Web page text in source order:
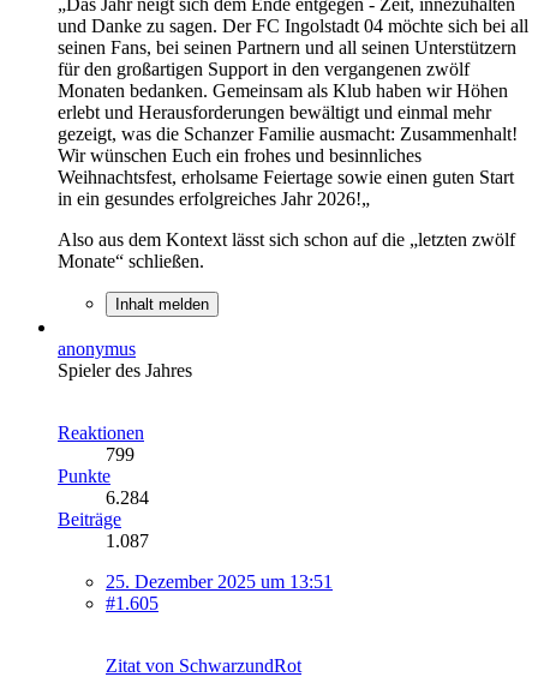
und Danke zu sagen. Der FC Ingolstadt 04 möchte sich bei all
seinen Fans, bei seinen Partnern und all seinen Unterstützern
für den großartigen Support in den vergangenen zwölf
Monaten bedanken. Gemeinsam als Klub haben wir Höhen
erlebt und Herausforderungen bewältigt und einmal mehr
gezeigt, was die Schanzer Familie ausmacht: Zusammenhalt!
Wir wünschen Euch ein frohes und besinnliches
Weihnachtsfest, erholsame Feiertage sowie einen guten Start
in ein gesundes erfolgreiches Jahr 2026!„
Also aus dem Kontext lässt sich schon auf die „letzten zwölf
Monate“ schließen.
Inhalt melden
anonymus
Spieler des Jahres
Reaktionen
799
Punkte
6.284
Beiträge
1.087
25. Dezember 2025 um 13:51
#1.605
Zitat von SchwarzundRot